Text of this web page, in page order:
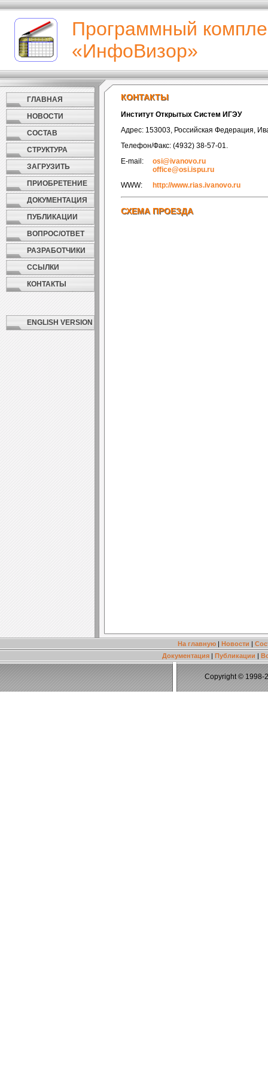
Программный
«ИнфоВизор»
ГЛАВНАЯ
НОВОСТИ
СОСТАВ
СТРУКТУРА
ЗАГРУЗИТЬ
ПРИОБРЕТЕНИЕ
ДОКУМЕНТАЦИЯ
ПУБЛИКАЦИИ
ВОПРОС/ОТВЕТ
РАЗРАБОТЧИКИ
ССЫЛКИ
КОНТАКТЫ
ENGLISH VERSION
КОНТАКТЫ
КОНТАКТЫ
Институт Открытых Систем ИГЭУ
Адрес: 153003, Российская Федерация,
Телефон/Факс: (4932) 38-57-01.
E-mail:
osi@ivanovo.ru
office@osi.ispu.ru
WWW:
http://www.rias.ivanovo.ru
СХЕМА ПРОЕЗДА
СХЕМА ПРОЕЗДА
На главную | Новости |
Документация | Публикации |
Copyright © 1998-